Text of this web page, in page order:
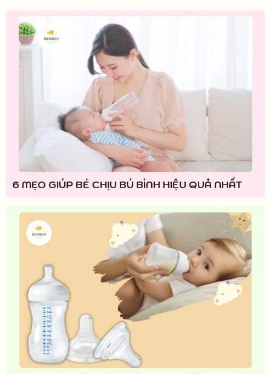
6 MẸO GIÚP BÉ CHỊU BÚ BÌNH HIỆU QUẢ NHẤT